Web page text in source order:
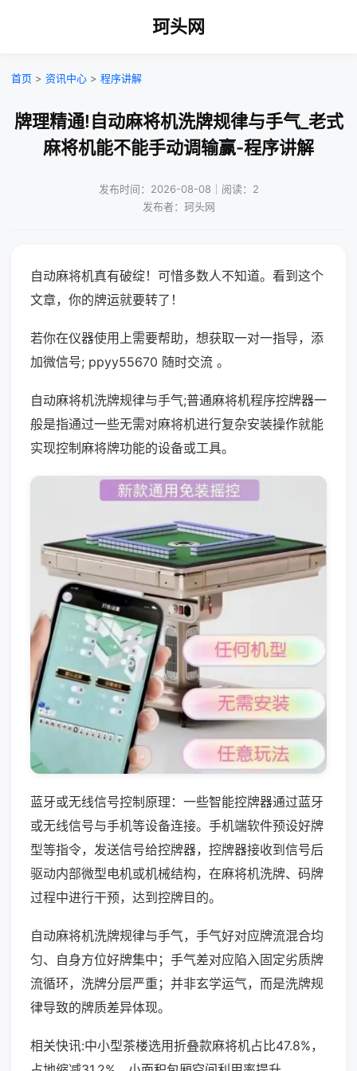
珂头网
首页 > 资讯中心 > 程序讲解
牌理精通!自动麻将机洗牌规律与手气_老式
麻将机能不能手动调输赢-程序讲解
发布时间：2026-08-08｜阅读：2
发布者：珂头网
自动麻将机真有破绽！可惜多数人不知道。看到这个
文章，你的牌运就要转了！
若你在仪器使用上需要帮助，想获取一对一指导，添
加微信号; ppyy55670 随时交流 。
自动麻将机洗牌规律与手气;普通麻将机程序控牌器一
般是指通过一些无需对麻将机进行复杂安装操作就能
实现控制麻将牌功能的设备或工具。
蓝牙或无线信号控制原理：一些智能控牌器通过蓝牙
或无线信号与手机等设备连接。手机端软件预设好牌
型等指令，发送信号给控牌器，控牌器接收到信号后
驱动内部微型电机或机械结构，在麻将机洗牌、码牌
过程中进行干预，达到控牌目的。
自动麻将机洗牌规律与手气，手气好对应牌流混合均
匀、自身方位好牌集中；手气差对应陷入固定劣质牌
流循环，洗牌分层严重；并非玄学运气，而是洗牌规
律导致的牌质差异体现。
相关快讯:中小型茶楼选用折叠款麻将机占比47.8%，